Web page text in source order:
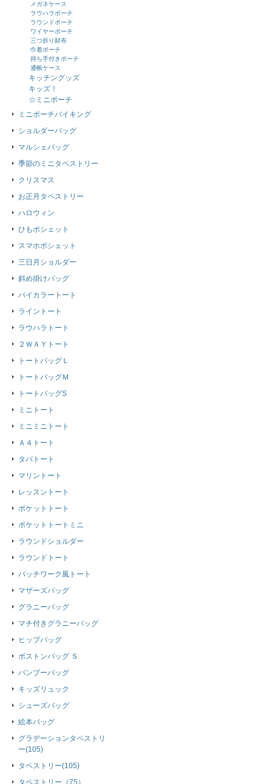
メガネケース
ラウハラポーチ
ラウンドポーチ
ワイヤーポーチ
三つ折り財布
巾着ポーチ
持ち手付きポーチ
通帳ケース
キッチングッズ
キッズ！
☆ミニポーチ
ミニポーチバイキング
ショルダーバッグ
マルシェバッグ
季節のミニタペストリー
クリスマス
お正月タペストリー
ハロウィン
ひもポシェット
スマホポシェット
三日月ショルダー
斜め掛けバッグ
バイカラートート
ライントート
ラウハラトート
２ＷＡＹトート
トートバッグＬ
トートバッグＭ
トートバッグS
ミニトート
ミニミニトート
Ａ４トート
タパトート
マリントート
レッスントート
ポケットトート
ポケットトートミニ
ラウンドショルダー
ラウンドトート
パッチワーク風トート
マザーズバッグ
グラニーバッグ
マチ付きグラニーバッグ
ヒップバッグ
ボストンバッグ Ｓ
バンブーバッグ
キッズリュック
シューズバッグ
絵本バッグ
グラデーションタペストリ
ー(105)
タペストリー(105)